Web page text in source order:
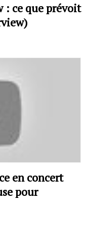
: ce que prévoit
en concert
pour